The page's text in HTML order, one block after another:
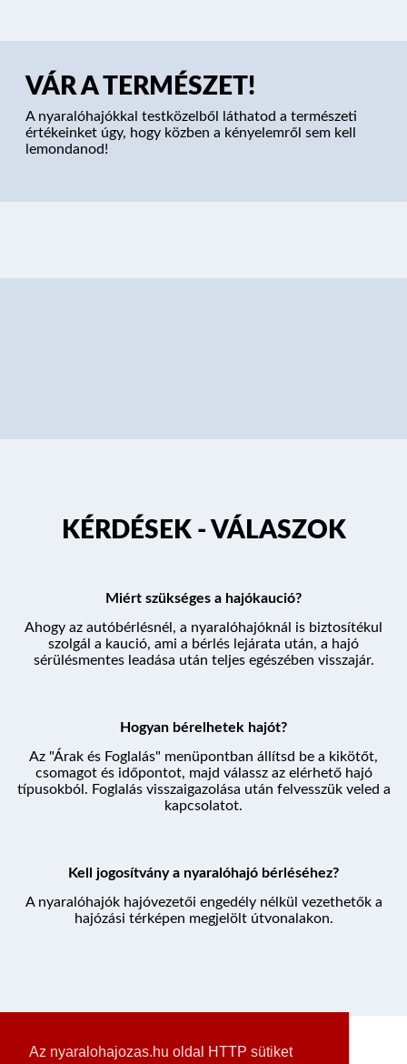
Az nyaralohajozas.hu oldal HTTP sütiket
VÁR A TERMÉSZET!
A nyaralóhajókkal testközelből láthatod a természeti
értékeinket úgy, hogy közben a kényelemről sem kell
lemondanod!
KÉRDÉSEK - VÁLASZOK
Miért szükséges a hajókaució?
Ahogy az autóbérlésnél, a nyaralóhajóknál is biztosítékul
szolgál a kaució, ami a bérlés lejárata után, a hajó
sérülésmentes leadása után teljes egészében visszajár.
Hogyan bérelhetek hajót?
Az "Árak és Foglalás" menüpontban állítsd be a kikötőt,
csomagot és időpontot, majd válassz az elérhető hajó
típusokból. Foglalás visszaigazolása után felvesszük veled a
kapcsolatot.
Kell jogosítvány a nyaralóhajó bérléséhez?
A nyaralóhajók hajóvezetői engedély nélkül vezethetők a
hajózási térképen megjelölt útvonalakon.